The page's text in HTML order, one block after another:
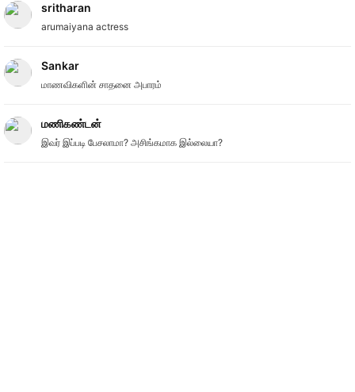
sritharan
arumaiyana actress
Sankar
மாணவிகளின் சாதனை அபாரம்
மணிகண்டன்
இவர் இப்படி பேசலாமா? அசிங்கமாக இல்லையா?